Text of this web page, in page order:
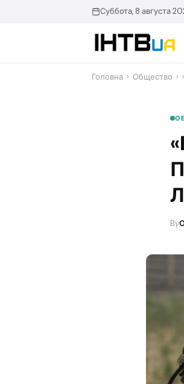
Суббота, 8 августа
Головна › Общество ›
By